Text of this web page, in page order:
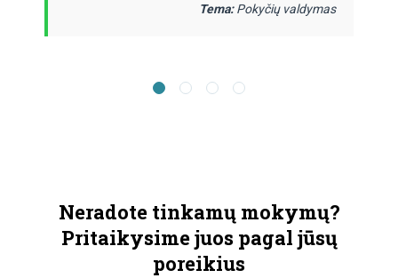
Tema:Pokyčių valdymas
Neradote tinkamų mokymų?
Pritaikysime juos pagal jūsų
poreikius